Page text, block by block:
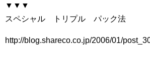
▼▼▼
スペシャル トリプル パック法
http://blog.shareco.co.jp/2006/01/